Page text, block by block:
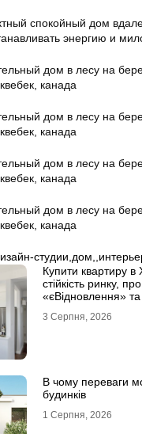
спокойный дом
энергию и
студии дом,
Купити квартиру в
стійкість ринку,
«єВідновлення» та
3 Серпня, 2026
В чому переваги
будинків
1 Серпня, 2026